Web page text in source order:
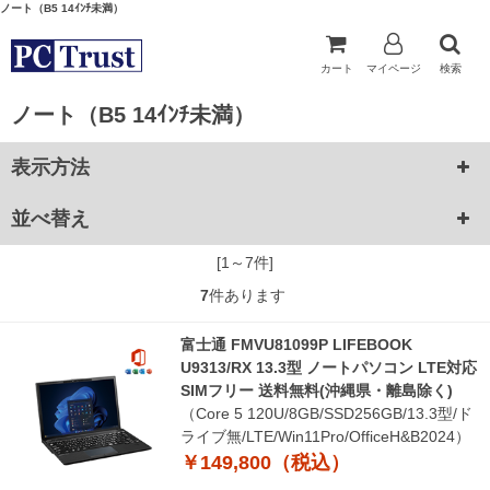
ノート（B5 14ｲﾝﾁ未満）
カート マイページ 検索
ノート（B5 14ｲﾝﾁ未満）
表示方法
並べ替え
[1～7件]
7件あります
富士通 FMVU81099P LIFEBOOK
U9313/RX 13.3型 ノートパソコン LTE対応
SIMフリー 送料無料(沖縄県・離島除く)
（Core 5 120U/8GB/SSD256GB/13.3型/ド
ライブ無/LTE/Win11Pro/OfficeH&B2024）
￥149,800（税込）